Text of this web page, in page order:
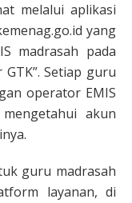
melalui aplikasi
yang
madrasah pada
Setiap guru
operator EMIS
akun
guru madrasah
layanan, di